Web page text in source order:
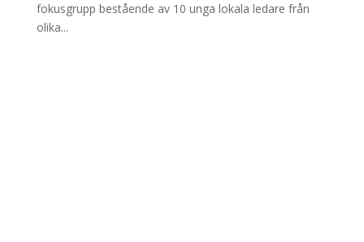
fokusgrupp bestående av 10 unga lokala ledare från
olika...